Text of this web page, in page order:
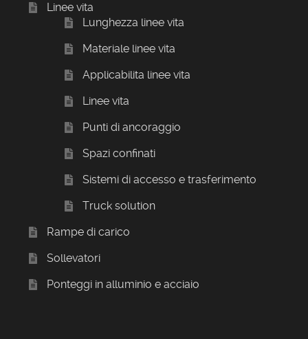
Linee vita
Lunghezza linee vita
Materiale linee vita
Applicabilita linee vita
Linee vita
Punti di ancoraggio
Spazi confinati
Sistemi di accesso e trasferimento
Truck solution
Rampe di carico
Sollevatori
Ponteggi in alluminio e acciaio